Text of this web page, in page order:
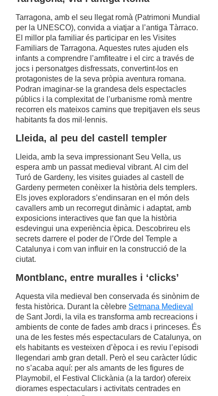
Tarragona, amb el seu llegat romà (Patrimoni Mundial
per la UNESCO), convida a viatjar a l’antiga Tàrraco.
El millor pla familiar és participar en les Visites
Familiars de Tarragona. Aquestes rutes ajuden els
infants a comprendre l’amfiteatre i el circ a través de
jocs i personatges disfressats, convertint-los en
protagonistes de la seva pròpia aventura romana.
Podran imaginar-se la grandesa dels espectacles
públics i la complexitat de l’urbanisme romà mentre
recorren els mateixos camins que trepitjaven els seus
habitants fa dos mil·lennis.
Lleida, al peu del castell templer
Lleida, amb la seva impressionant Seu Vella, us
espera amb un passat medieval vibrant. Al cim del
Turó de Gardeny, les visites guiades al castell de
Gardeny permeten conèixer la història dels templers.
Els joves exploradors s’endinsaran en el món dels
cavallers amb un recorregut dinàmic i adaptat, amb
exposicions interactives que fan que la història
esdevingui una experiència èpica. Descobrireu els
secrets darrere el poder de l’Orde del Temple a
Catalunya i com van influir en la construcció de la
ciutat.
Montblanc, entre muralles i ‘clicks’
Aquesta vila medieval ben conservada és sinònim de
festa històrica. Durant la cèlebre Setmana Medieval
de Sant Jordi, la vila es transforma amb recreacions i
ambients de conte de fades amb dracs i princeses. És
una de les festes més espectaculars de Catalunya, on
els habitants es vesteixen d’època i es reviu l’episodi
llegendari amb gran detall. Però el seu caràcter lúdic
no s’acaba aquí: per als amants de les figures de
Playmobil, el Festival Clickània (a la tardor) ofereix
diorames espectaculars i activitats centrades en